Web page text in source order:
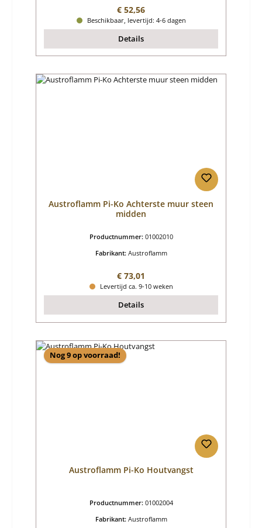
Normale prijs:
€ 52,56
Beschikbaar, levertijd: 4-6 dagen
Details
Austroflamm Pi-Ko Achterste muur steen
midden
Productnummer: 01002010
Fabrikant: Austroflamm
Normale prijs:
€ 73,01
Levertijd ca. 9-10 weken
Details
Nog 9 op voorraad!
Austroflamm Pi-Ko Houtvangst
Productnummer: 01002004
Fabrikant: Austroflamm